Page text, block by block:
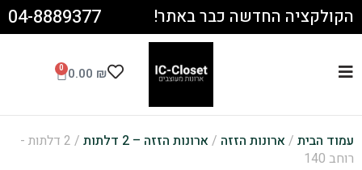
הקולקציה החדשה כבר באתר! 04-8889377
0.00 ₪
0
עמוד הבית / ארונות הזזה / ארונות הזזה – 2 דלתות
/ 2 דלתות -
רוחב 140